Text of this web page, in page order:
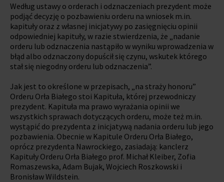
Według ustawy o orderach i odznaczeniach prezydent może
podjąć decyzję o pozbawieniu orderu na wniosek m.in.
kapituły oraz z własnej inicjatywy po zasięgnięciu opinii
odpowiedniej kapituły, w razie stwierdzenia, że „nadanie
orderu lub odznaczenia nastąpiło w wyniku wprowadzenia w
błąd albo odznaczony dopuścił się czynu, wskutek którego
stał się niegodny orderu lub odznaczenia”.
Jak jest to określone w przepisach, „na straży honoru”
Orderu Orła Białego stoi Kapituła, której przewodniczy
prezydent. Kapituła ma prawo wyrażania opinii we
wszystkich sprawach dotyczących orderu, może też m.in.
wystąpić do prezydenta z inicjatywą nadania orderu lub jego
pozbawienia. Obecnie w Kapitule Orderu Orła Białego,
oprócz prezydenta Nawrockiego, zasiadają: kanclerz
Kapituły Orderu Orła Białego prof. Michał Kleiber, Zofia
Romaszewska, Adam Bujak, Wojciech Roszkowski i
Bronisław Wildstein.